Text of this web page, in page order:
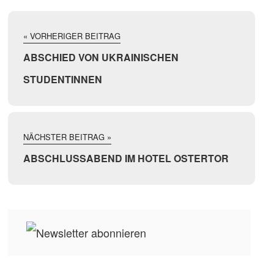
« VORHERIGER BEITRAG
ABSCHIED VON UKRAINISCHEN
STUDENTINNEN
NÄCHSTER BEITRAG »
ABSCHLUSSABEND IM HOTEL OSTERTOR